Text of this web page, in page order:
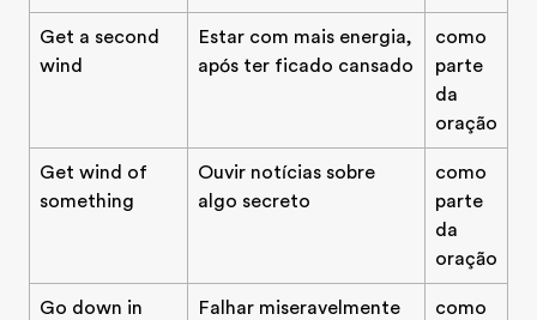
Get a second
wind
Estar com mais energia,
após ter ficado cansado
como
parte
da
oração
Get wind of
something
Ouvir notícias sobre
algo secreto
como
parte
da
oração
Go down in
Falhar miseravelmente
como